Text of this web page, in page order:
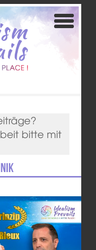
bitte mit